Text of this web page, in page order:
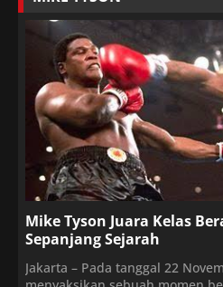
Mike Tyson Juara Kelas
Sepanjang Sejarah
Jakarta – Pada tanggal 22